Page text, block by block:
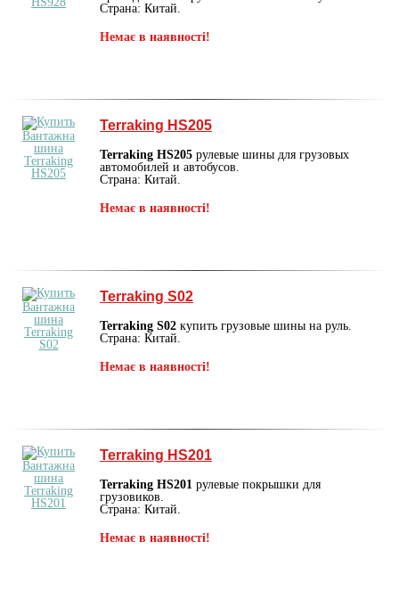
Страна: Китай.
Немає в наявності!
Terraking HS205
Terraking HS205 рулевые шины для грузовых
автомобилей и автобусов.
Страна: Китай.
Немає в наявності!
Terraking S02
Terraking S02 купить грузовые шины на руль.
Страна: Китай.
Немає в наявності!
Terraking HS201
Terraking HS201 рулевые покрышки для
грузовиков.
Страна: Китай.
Немає в наявності!